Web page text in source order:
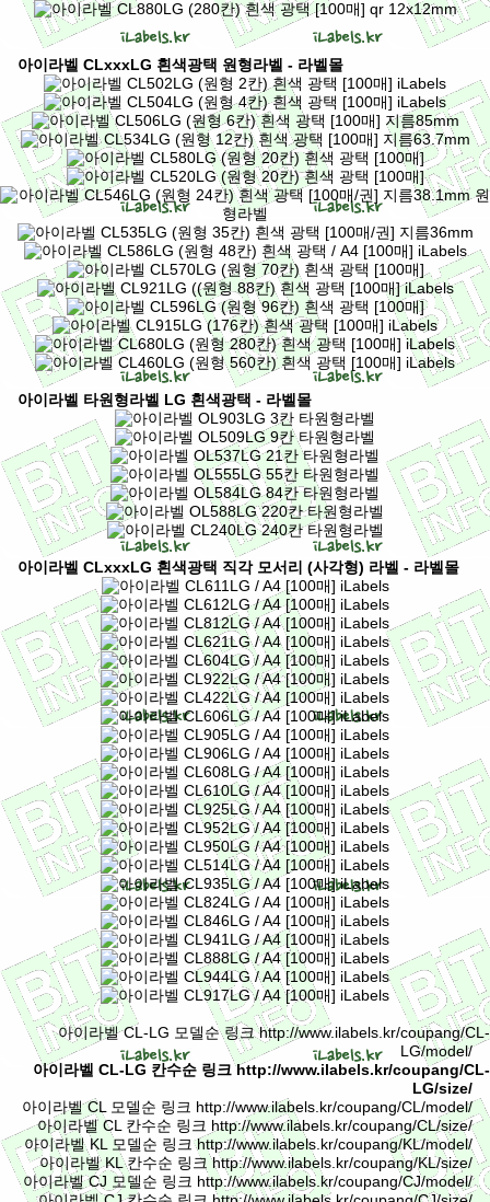
아이라벨 CLxxxLG 흰색광택 원형라벨 - 라벨몰
아이라벨 타원형라벨 LG 흰색광택 - 라벨몰
아이라벨 CLxxxLG 흰색광택 직각 모서리 (사각형) 라벨 - 라벨몰
아이라벨 CL-LG 모델순 링크 http://www.ilabels.kr/coupang/CL-
LG/model/
아이라벨 CL-LG 칸수순 링크 http://www.ilabels.kr/coupang/CL-
LG/size/
아이라벨 CL 모델순 링크 http://www.ilabels.kr/coupang/CL/model/
아이라벨 CL 칸수순 링크 http://www.ilabels.kr/coupang/CL/size/
아이라벨 KL 모델순 링크 http://www.ilabels.kr/coupang/KL/model/
아이라벨 KL 칸수순 링크 http://www.ilabels.kr/coupang/KL/size/
아이라벨 CJ 모델순 링크 http://www.ilabels.kr/coupang/CJ/model/